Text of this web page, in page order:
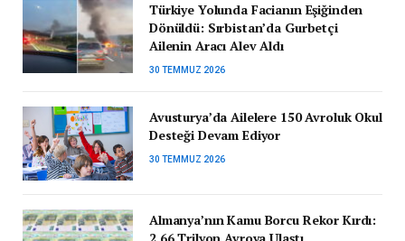
Türkiye Yolunda Facianın Eşiğinden
Dönüldü: Sırbistan’da Gurbetçi
Ailenin Aracı Alev Aldı
30 TEMMUZ 2026
Avusturya’da Ailelere 150 Avroluk Okul
Desteği Devam Ediyor
30 TEMMUZ 2026
Almanya’nın Kamu Borcu Rekor Kırdı: